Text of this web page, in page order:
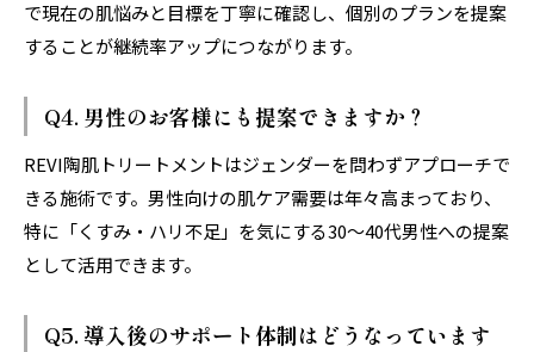
で現在の肌悩みと目標を丁寧に確認し、個別のプランを提案
することが継続率アップにつながります。
Q4. 男性のお客様にも提案できますか？
REVI陶肌トリートメントはジェンダーを問わずアプローチで
きる施術です。男性向けの肌ケア需要は年々高まっており、
特に「くすみ・ハリ不足」を気にする30〜40代男性への提案
として活用できます。
Q5. 導入後のサポート体制はどうなっています